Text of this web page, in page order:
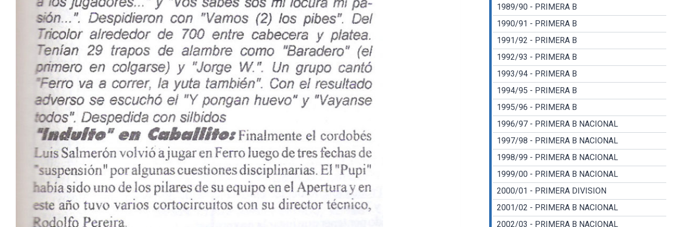
1989/90 - PRIMERA B
1990/91 - PRIMERA B
1991/92 - PRIMERA B
1992/93 - PRIMERA B
1993/94 - PRIMERA B
1994/95 - PRIMERA B
1995/96 - PRIMERA B
1996/97 - PRIMERA B NACIONAL
1997/98 - PRIMERA B NACIONAL
1998/99 - PRIMERA B NACIONAL
1999/00 - PRIMERA B NACIONAL
2000/01 - PRIMERA DIVISION
2001/02 - PRIMERA B NACIONAL
2002/03 - PRIMERA B NACIONAL